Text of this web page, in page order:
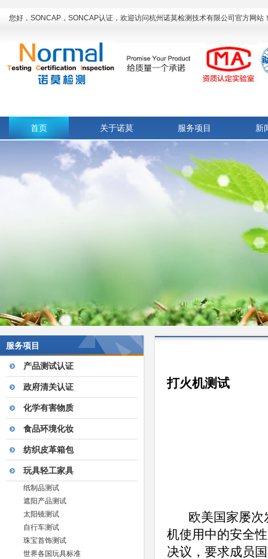
您好，SONCAP，SONCAP认证，欢迎访问杭州诺莫检测技术有限公司官方网站
首页 关于诺莫 服务项目 新
服务项目
产品测试认证
政府清关认证
化学有害物质
食品环境化妆
纺织皮革箱包
玩具轻工家具
纸制品测试
遮阳产品测试
太阳镜测试
自行车测试
珠宝首饰测试
世界各国玩具标准
打火机测试
欧美国家屡次
机使用中的安全
决议，要求成员